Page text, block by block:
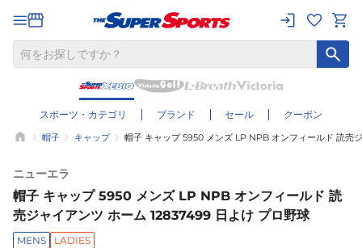
スポーツ・カテゴリ ブランド セール クーポン
帽子 キャップ 帽子 キャップ 5950 メンズ LP NPB オンフィールド 読売
ニューエラ
帽子 キャップ 5950 メンズ LP NPB オンフィールド 読
売ジャイアンツ ホーム 12837499 日よけ プロ野球
MENS LADIES